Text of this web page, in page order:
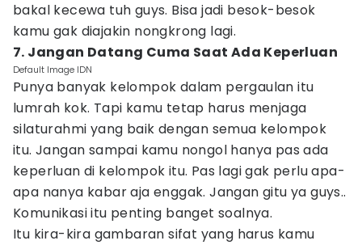
bakal kecewa tuh guys. Bisa jadi besok-besok
kamu gak diajakin nongkrong lagi.
7. Jangan Datang Cuma Saat Ada Keperluan
Default Image IDN
Punya banyak kelompok dalam pergaulan itu
lumrah kok. Tapi kamu tetap harus menjaga
silaturahmi yang baik dengan semua kelompok
itu. Jangan sampai kamu nongol hanya pas ada
keperluan di kelompok itu. Pas lagi gak perlu apa-
apa nanya kabar aja enggak. Jangan gitu ya guys..
Komunikasi itu penting banget soalnya.
Itu kira-kira gambaran sifat yang harus kamu